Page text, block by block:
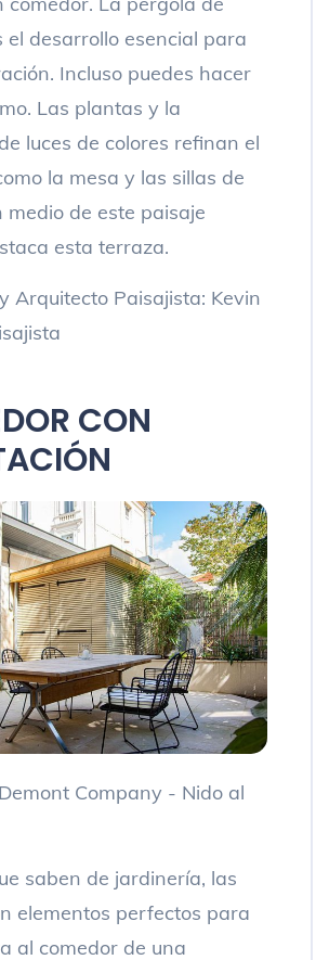
el desarrollo esencial para
Incluso puedes hacer
Las plantas y la
luces de colores refinan el
la mesa y las sillas de
medio de este paisaje
esta terraza.
Arquitecto Paisajista: Kevin
CON
Company - Nido al
saben de jardinería, las
elementos perfectos para
al comedor de una